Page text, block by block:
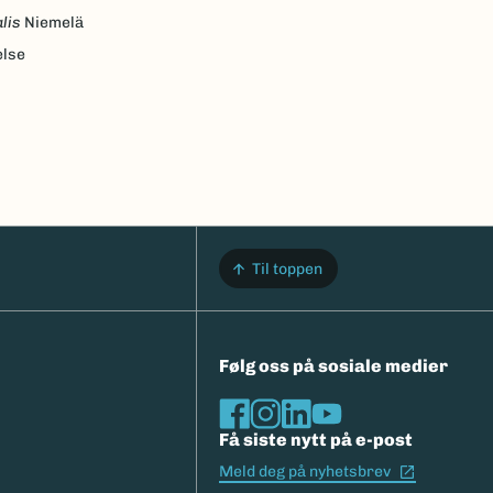
Niemelä
Til toppen
Følg oss på sosiale medier
Få siste nytt på e-post
Meld deg på nyhetsbrev